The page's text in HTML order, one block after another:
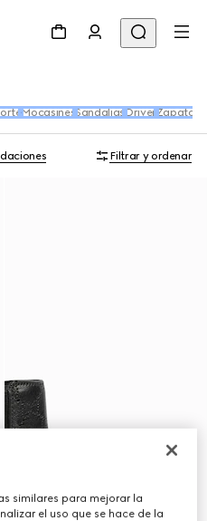
Mocasines Sandalias Driver Zapatos
Filtrar y ordenar
similares para mejorar la
el uso que se hace de la